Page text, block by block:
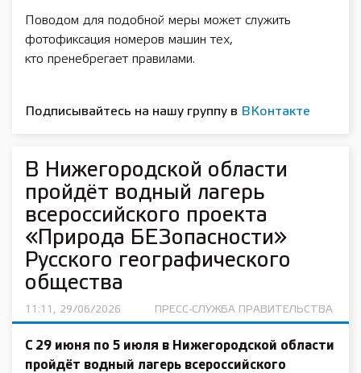
Поводом для подобной меры может служить
фотофиксация номеров машин тех,
кто пренебрегает правилами.
Подписывайтесь на нашу группу в ВКонтакте
В Нижегородской области
пройдёт водный лагерь
всероссийского проекта
«Природа БЕЗопасности»
Русского географического
общества
11:11, 29/06/2026 ПРЕСС-СЛУЖБА ПРАВИТЕЛЬСТВА
С 29 июня по 5 июля в Нижегородской области
пройдёт водный лагерь всероссийского